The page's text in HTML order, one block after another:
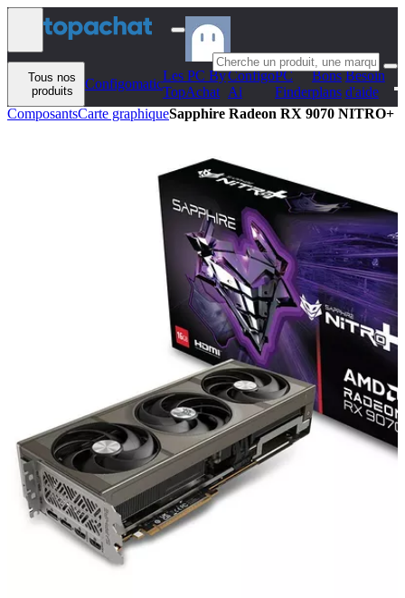
Aller au contenu
Tous nos
produits
Configomatic
Les PC By
TopAchat
Configo
Ai
PC
Finder
Bons
plans
Besoin
d'aide
ComposantsCarte graphiqueSapphire Radeon RX 9070 NITRO+